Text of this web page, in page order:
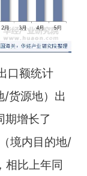
口额统计
货源地）出
期增长了
境内目的地/
相比上年同